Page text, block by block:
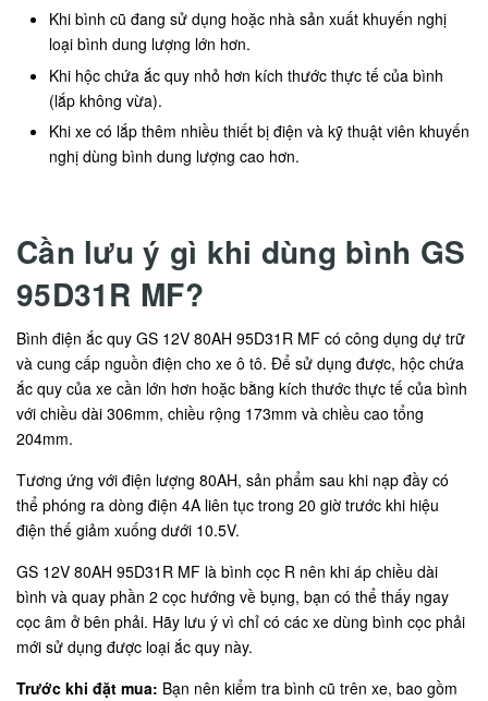
Khi bình cũ đang sử dụng hoặc nhà sản xuất khuyến nghị
loại bình dung lượng lớn hơn.
Khi hộc chứa ắc quy nhỏ hơn kích thước thực tế của bình
(lắp không vừa).
Khi xe có lắp thêm nhiều thiết bị điện và kỹ thuật viên khuyến
nghị dùng bình dung lượng cao hơn.
Cần lưu ý gì khi dùng bình GS
95D31R MF?
Bình điện ắc quy GS 12V 80AH 95D31R MF có công dụng dự trữ
và cung cấp nguồn điện cho xe ô tô. Để sử dụng được, hộc chứa
ắc quy của xe cần lớn hơn hoặc bằng kích thước thực tế của bình
với chiều dài 306mm, chiều rộng 173mm và chiều cao tổng
204mm.
Tương ứng với điện lượng 80AH, sản phẩm sau khi nạp đầy có
thể phóng ra dòng điện 4A liên tục trong 20 giờ trước khi hiệu
điện thế giảm xuống dưới 10.5V.
GS 12V 80AH 95D31R MF là bình cọc R nên khi áp chiều dài
bình và quay phần 2 cọc hướng về bụng, bạn có thể thấy ngay
cọc âm ở bên phải. Hãy lưu ý vì chỉ có các xe dùng bình cọc phải
mới sử dụng được loại ắc quy này.
Trước khi đặt mua: Bạn nên kiểm tra bình cũ trên xe, bao gồm